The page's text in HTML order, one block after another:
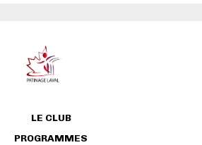
LE CLUB
PROGRAMMES